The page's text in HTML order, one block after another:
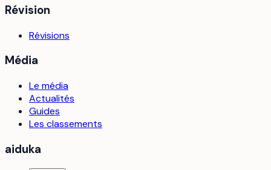
Révision
Révisions
Média
Le média
Actualités
Guides
Les classements
aiduka